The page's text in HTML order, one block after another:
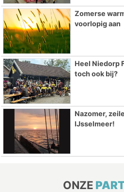
Zomerse
voorlopig aan
Heel Niedorp
toch ook bij?
Nazomer,
IJsselmeer!
ONZE